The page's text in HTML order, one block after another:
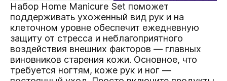
Набор Home Manicure Set поможет
поддерживать ухоженный вид рук и на
клеточном уровне обеспечит ежедневную
защиту от стресса и неблагоприятного
воздействия внешних факторов — главных
виновников старения кожи. Основное, что
требуется ногтям, коже рук и ног —